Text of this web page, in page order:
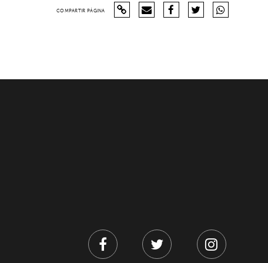
COMPARTIR PÁGINA